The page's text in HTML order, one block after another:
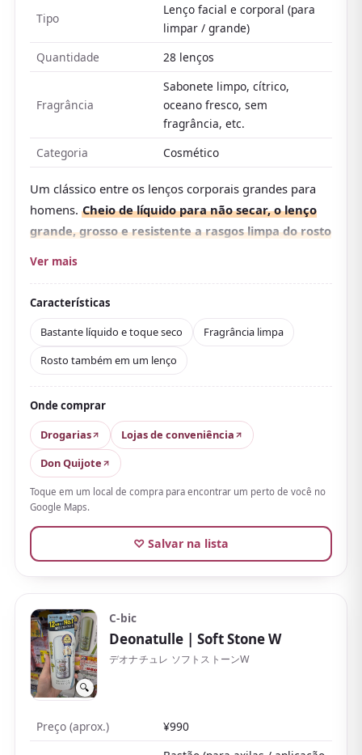
Tipo
Lenço facial e corporal (para
limpar / grande)
Quantidade
28 lenços
Fragrância
Sabonete limpo, cítrico,
oceano fresco, sem
fragrância, etc.
Categoria
Cosmético
Um clássico entre os lenços corporais grandes para
homens. Cheio de líquido para não secar, o lenço
grande, grosso e resistente a rasgos limpa do rosto
Serve também para couro cabeludo e cabelo. Remove
com frescor a sensação pegajosa de suor e
oleosidade, e com mentol deixa uma sensação
refrescante.
As avaliações costumam elogiar o toque seco depois
do uso e uma hidratação moderada, além do
manuseio: grosso, não amassa nem enrola. Por outro
lado, a fragrância é do tipo sabonete com menta,
mais intensa, então
de álcool; quem é sensível a fragrância ou usa no
trabalho fica mais tranquilo com a versão sem
fragrância
Como o frescor é forte, note que pode arder no rosto
extragelado, para escolher conforme o uso.
Fácil de usar por qualquer um e barato; ter um à mão
é bem prático.
Ver mais
Características
Bastante líquido e toque seco
Fragrância limpa
Rosto também em um lenço
Onde comprar
Drogarias
Lojas de conveniência
Don Quijote
Toque em um local de compra para encontrar um perto de você no
Google Maps.
♡ Salvar na lista
🔍
C-bic
Deonatulle | Soft Stone W
デオナチュレ ソフトストーンW
Preço (aprox.)
¥990